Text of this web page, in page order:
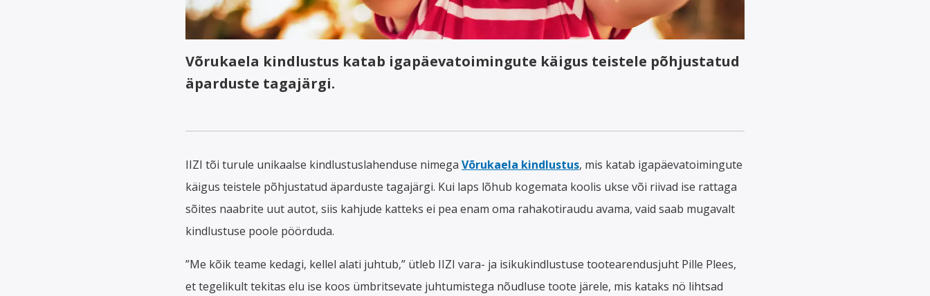
Võrukaela kindlustus katab igapäevatoimingute käigus teistele põhjustatud
äparduste tagajärgi.
IIZI tõi turule unikaalse kindlustuslahenduse nimega Võrukaela kindlustus, mis katab igapäevatoimingute
käigus teistele põhjustatud äparduste tagajärgi. Kui laps lõhub kogemata koolis ukse või riivad ise rattaga
sõites naabrite uut autot, siis kahjude katteks ei pea enam oma rahakotiraudu avama, vaid saab mugavalt
kindlustuse poole pöörduda.
”Me kõik teame kedagi, kellel alati juhtub,” ütleb IIZI vara- ja isikukindlustuse tootearendusjuht Pille Plees,
et tegelikult tekitas elu ise koos ümbritsevate juhtumistega nõudluse toote järele, mis kataks nö lihtsad